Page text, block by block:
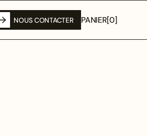
NOUS CONTACTER PANIER[0]